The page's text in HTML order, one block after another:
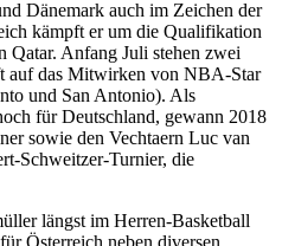
Dänemark auch im Zeichen der
kämpft er um die Qualifikation
Qatar. Anfang Juli stehen zwei
auf das Mitwirken von NBA-Star
und San Antonio). Als
für Deutschland, gewann 2018
sowie den Vechtaern Luc van
Schweitzer-Turnier, die
längst im Herren-Basketball
Österreich neben diversen